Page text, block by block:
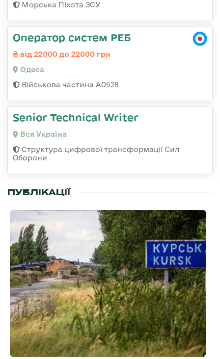
Морська Піхота ЗСУ
Оператор систем РЕБ
від 22000 до 22000 грн
Одеса
Військова частина А0528
Senior Technical Writer
Вся Україна
Структура цифрової трансформації Сил
Оборони
ПУБЛІКАЦІЇ